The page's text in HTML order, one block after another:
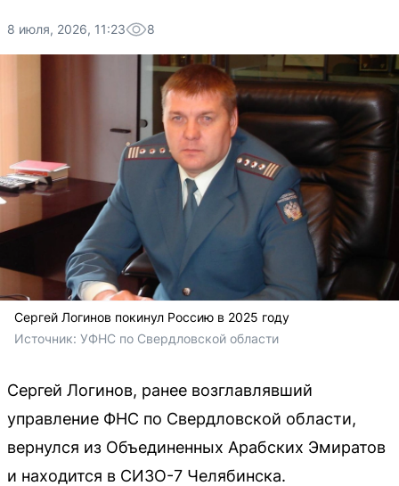
8 июля, 2026, 11:23 8
Сергей Логинов покинул Россию в 2025 году
Источник: УФНС по Свердловской области
Сергей Логинов, ранее возглавлявший
управление ФНС по Свердловской области,
вернулся из Объединенных Арабских Эмиратов
и находится в СИЗО-7 Челябинска.